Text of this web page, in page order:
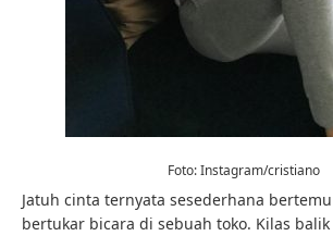
Foto: Instagram/cristiano
Jatuh cinta ternyata sesederhana
bertukar bicara di sebuah toko. Kilas